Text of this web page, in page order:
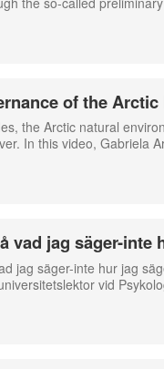
of the
the Arctic natural
In this video, Gabriela
vad jag säger-
jag säger-inte hur jag
vid